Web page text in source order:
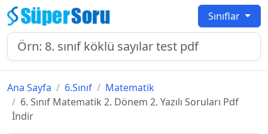
Sınıflar
Ana Sayfa 6.Sınıf
Matematik
6. Sınıf Matematik 2. Dönem 2. Yazılı Soruları Pdf
İndir